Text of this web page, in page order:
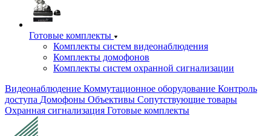
Готовые комплекты
Комплекты систем видеонаблюдения
Комплекты домофонов
Комплекты систем охранной сигнализации
Видеонаблюдение Коммутационное оборудование Контроль
доступа Домофоны Объективы Сопутствующие товары
Охранная сигнализация Готовые комплекты